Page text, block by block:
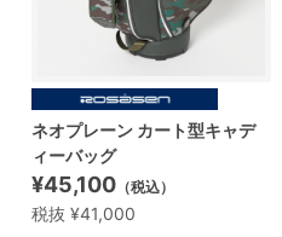
ネオプレーン カート型キャデ
ィーバッグ
¥45,100 （税込）
税抜 ¥41,000